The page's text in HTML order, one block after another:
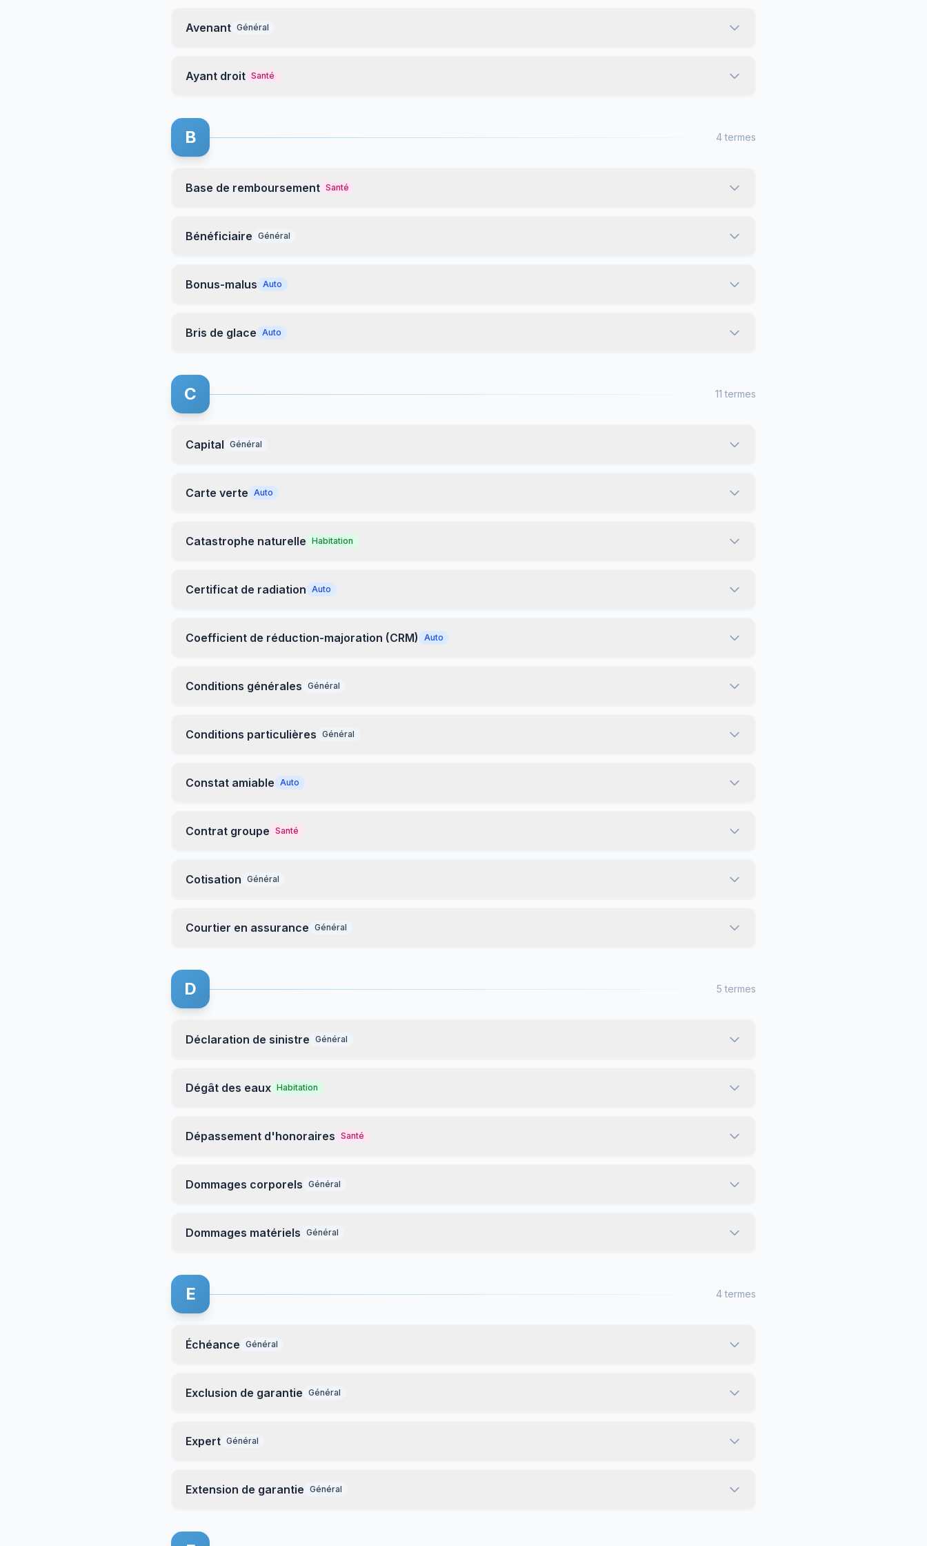
Avenant Général
Ayant droit Santé
B 4 termes
Base de remboursement Santé
Bénéficiaire Général
Bonus-malus Auto
Bris de glace Auto
C 11 termes
Capital Général
Carte verte Auto
Catastrophe naturelle Habitation
Certificat de radiation Auto
Coefficient de réduction-majoration (CRM) Auto
Conditions générales Général
Conditions particulières Général
Constat amiable Auto
Contrat groupe Santé
Cotisation Général
Courtier en assurance Général
D 5 termes
Déclaration de sinistre Général
Dégât des eaux Habitation
Dépassement d'honoraires Santé
Dommages corporels Général
Dommages matériels Général
E 4 termes
Échéance Général
Exclusion de garantie Général
Expert Général
Extension de garantie Général